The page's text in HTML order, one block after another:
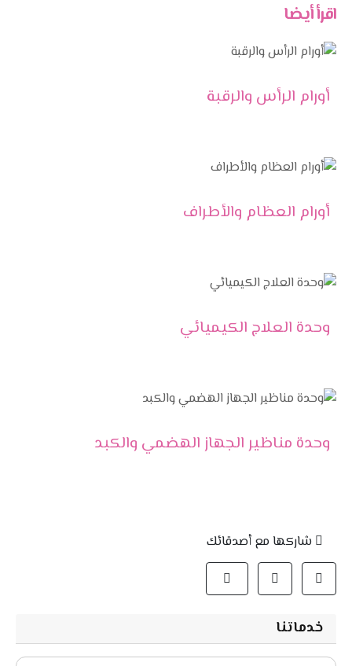
اقرأ أيضا
أورام الرأس والرقبة
أورام العظام والأطراف
وحدة العلاج الكيميائي
وحدة مناظير الجهاز الهضمي والكبد
شاركها مع أصدقائك
خدماتنا